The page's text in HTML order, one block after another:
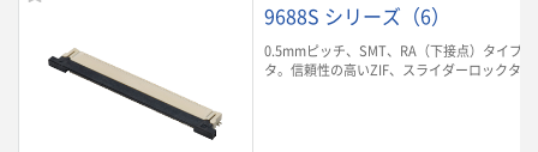
9688S シリーズ（6）
0.5mmピッチ、SMT、RA（下接点）タイプ
タ。信頼性の高いZIF、スライダーロックタ